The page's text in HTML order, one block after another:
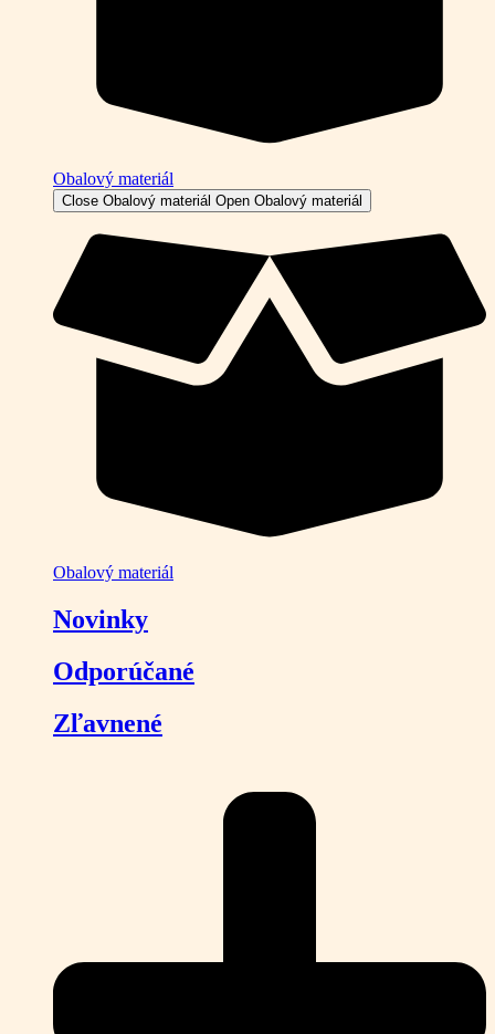
Obalový materiál
Close Obalový materiál Open Obalový materiál
Obalový materiál
Novinky
Odporúčané
Zľavnené